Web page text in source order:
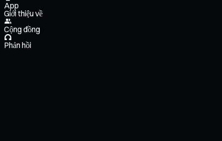
App
Giới thiệu về
Cộng đồng
Phản hồi